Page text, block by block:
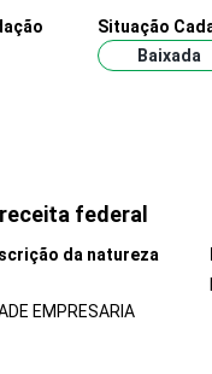
Situação
Baixada
federal
da natureza
EMPRESARIA